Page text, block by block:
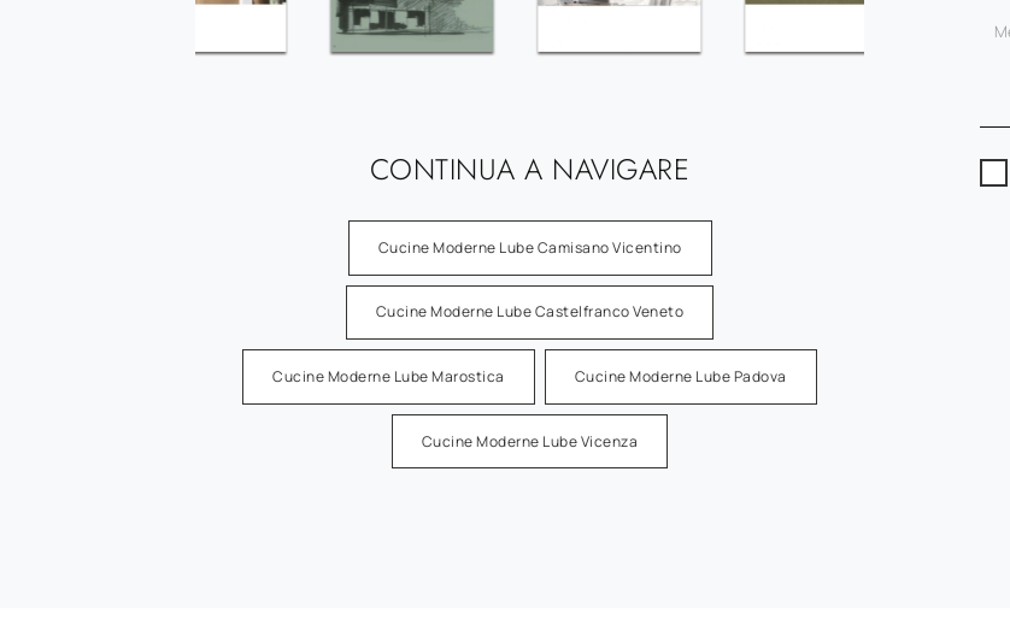
CONTINUA A NAVIGARE
Cucine Moderne Lube Camisano Vicentino
Cucine Moderne Lube Castelfranco Veneto
Cucine Moderne Lube Marostica Cucine Moderne Lube Padova
Cucine Moderne Lube Vicenza